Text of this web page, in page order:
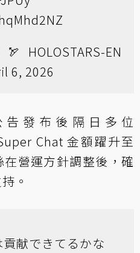
EN
6, 2026
發布後隔日多位
Chat 金額躍升至
營運方針調整後，確
。
献できてるかな